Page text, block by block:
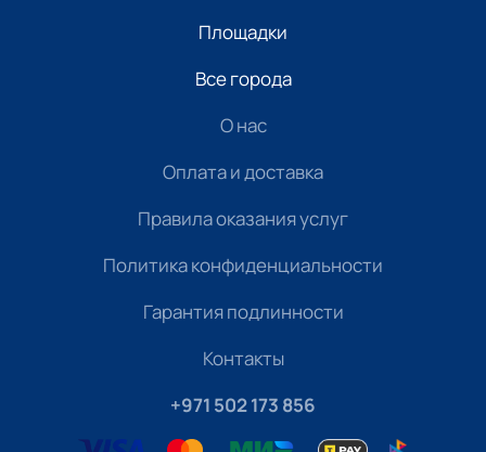
Площадки
Все города
О нас
Оплата и доставка
Правила оказания услуг
Политика конфиденциальности
Гарантия подлинности
Контакты
+971 502 173 856